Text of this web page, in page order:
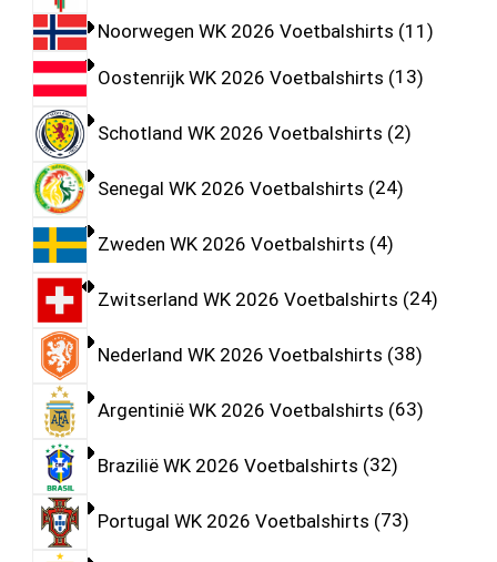
Noorwegen WK 2026 Voetbalshirts 11
Oostenrijk WK 2026 Voetbalshirts 13
Schotland WK 2026 Voetbalshirts 2
Senegal WK 2026 Voetbalshirts 24
Zweden WK 2026 Voetbalshirts 4
Zwitserland WK 2026 Voetbalshirts 24
Nederland WK 2026 Voetbalshirts 38
Argentinië WK 2026 Voetbalshirts 63
Brazilië WK 2026 Voetbalshirts 32
Portugal WK 2026 Voetbalshirts 73